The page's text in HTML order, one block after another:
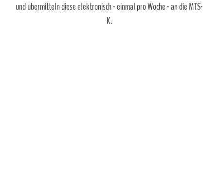
und übermitteln diese elektronisch - einmal pro Woche - an die MTS-
K.